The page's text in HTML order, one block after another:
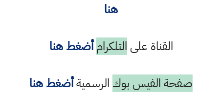
هنا
القناة على التلكرام أضغط هنا
صفحة الفيس بوك الرسميةأضغط هنا